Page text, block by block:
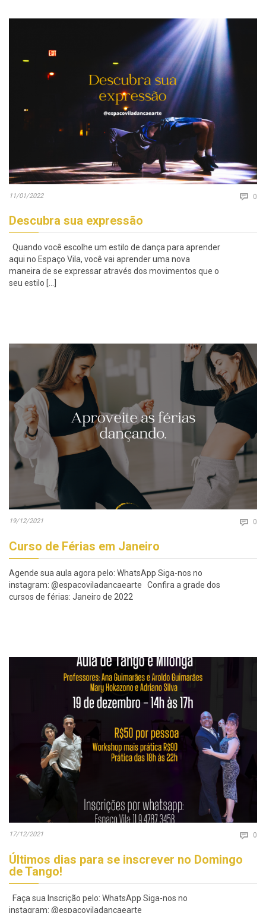
11/01/2022  0
Descubra sua expressão
Quando você escolhe um estilo de dança para aprender
aqui no Espaço Vila, você vai aprender uma nova
maneira de se expressar através dos movimentos que o
seu estilo […]
19/12/2021  0
Curso de Férias em Janeiro
Agende sua aula agora pelo: WhatsApp Siga-nos no
instagram: @espacoviladancaearte Confira a grade dos
cursos de férias: Janeiro de 2022
17/12/2021  0
Últimos dias para se inscrever no Domingo
de Tango!
Faça sua Inscrição pelo: WhatsApp Siga-nos no
instagram: @espacoviladancaearte